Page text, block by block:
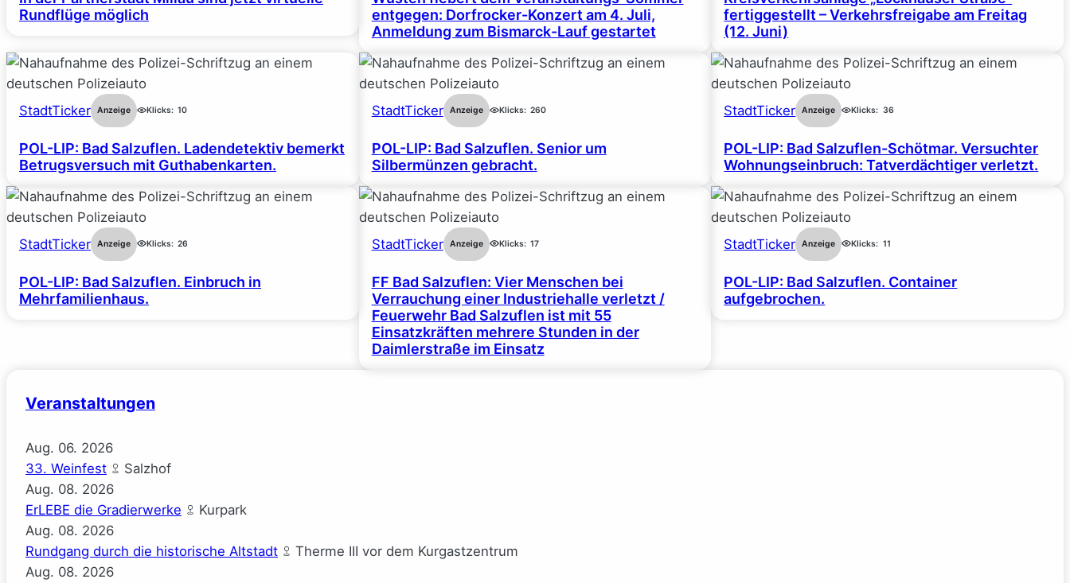
Rundflüge möglich
entgegen: Dorfrocker-Konzert am 4. Juli,
Anmeldung zum Bismarck-Lauf gestartet
fertiggestellt – Verkehrsfreigabe am Freitag
(12. Juni)
StadtTicker Anzeige Klicks: 10
POL-LIP: Bad Salzuflen. Ladendetektiv bemerkt
Betrugsversuch mit Guthabenkarten.
StadtTicker Anzeige Klicks: 260
POL-LIP: Bad Salzuflen. Senior um
Silbermünzen gebracht.
StadtTicker Anzeige Klicks: 36
POL-LIP: Bad Salzuflen-Schötmar. Versuchter
Wohnungseinbruch: Tatverdächtiger verletzt.
StadtTicker Anzeige Klicks: 26
POL-LIP: Bad Salzuflen. Einbruch in
Mehrfamilienhaus.
StadtTicker Anzeige Klicks: 17
FF Bad Salzuflen: Vier Menschen bei
Verrauchung einer Industriehalle verletzt /
Feuerwehr Bad Salzuflen ist mit 55
Einsatzkräften mehrere Stunden in der
Daimlerstraße im Einsatz
StadtTicker Anzeige Klicks: 11
POL-LIP: Bad Salzuflen. Container
aufgebrochen.
Veranstaltungen
Aug. 06. 2026
33. Weinfest
Salzhof
Aug. 08. 2026
ErLEBE die Gradierwerke
Kurpark
Aug. 08. 2026
Rundgang durch die historische Altstadt
Therme III vor dem Kurgastzentrum
Aug. 08. 2026